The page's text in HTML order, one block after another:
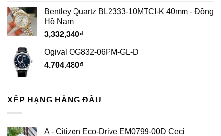
Bentley Quartz BL2333-10MTCI-K 40mm - Đồng
Hồ Nam
3,332,340₫
Ogival OG832-06PM-GL-D
4,704,480₫
XẾP HẠNG HÀNG ĐẦU
A - Citizen Eco-Drive EM0799-00D Ceci